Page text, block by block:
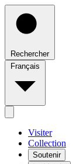
Rechercher
Français
Visiter
Collection
Soutenir